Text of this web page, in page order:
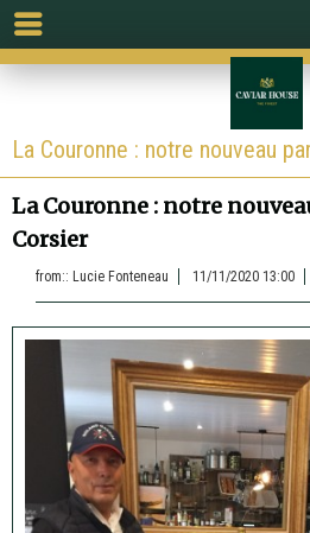
La Couronne : notre nouveau
La Couronne : notre
Corsier
from:: Lucie Fonteneau 11/11/2020 13:00